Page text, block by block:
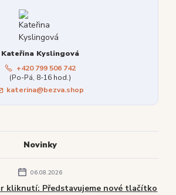
Kateřina Kyslingová
+420 799 506 742
(Po-Pá, 8-16 hod.)
katerina@bezva.shop
Novinky
06.08.2026
kliknutí: Představujeme nové tlačítko